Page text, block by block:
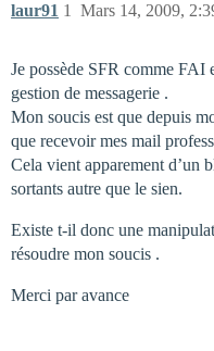
laur91 Mars 14, 2009,
1
Je possède SFR comme
gestion de messagerie .
Mon soucis est que depuis
que recevoir mes mail
Cela vient apparement d’un
sortants autre que le sien.
Existe t-il donc une
résoudre mon soucis .
Merci par avance